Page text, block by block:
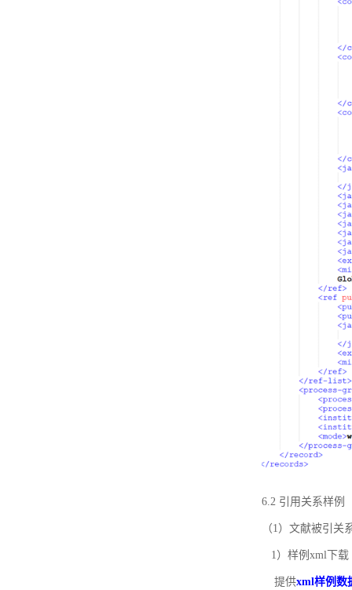
6.2 引用关系样例
（1）文献被引关
1）样例xml下载
提供xml样例数